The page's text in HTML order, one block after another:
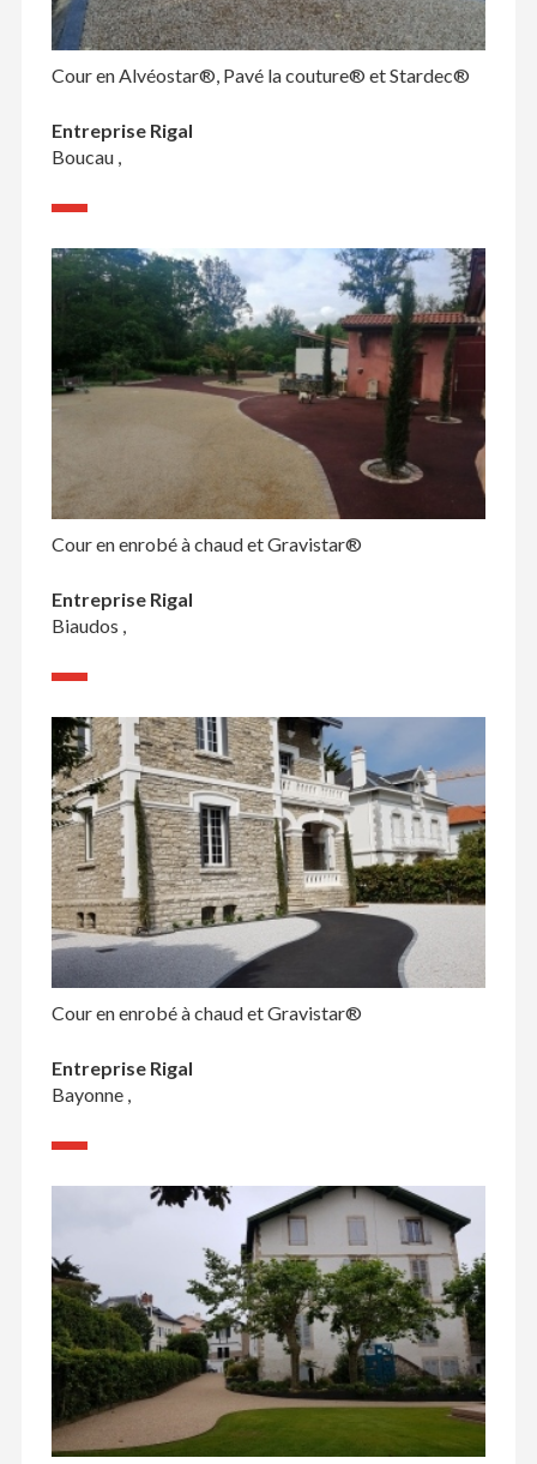
Cour en Alvéostar®, Pavé la couture® et Stardec®
Entreprise Rigal
Boucau ,
Cour en enrobé à chaud et Gravistar®
Entreprise Rigal
Biaudos ,
Cour en enrobé à chaud et Gravistar®
Entreprise Rigal
Bayonne ,